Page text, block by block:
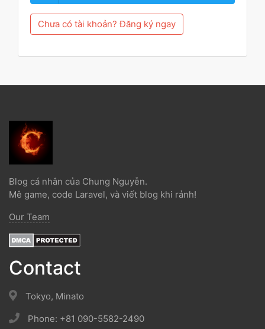
Chưa có tài khoản? Đăng ký ngay
Blog cá nhân của Chung Nguyễn.
Mê game, code Laravel, và viết blog khi rảnh!
Our Team
Contact
Tokyo, Minato
Phone: +81 090-5582-2490